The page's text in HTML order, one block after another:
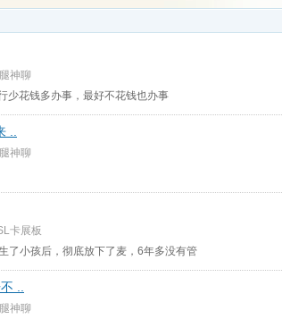
神聊
少花钱多办事，最好不花钱也办事
..
神聊
卡展板
了小孩后，彻底放下了麦，6年多没有管
..
神聊